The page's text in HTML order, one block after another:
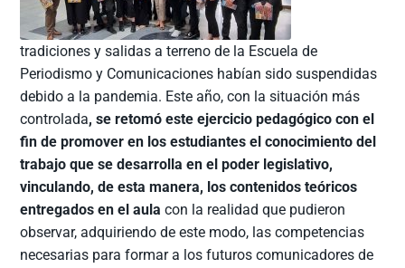
tradiciones y salidas a terreno de la Escuela de
Periodismo y Comunicaciones habían sido suspendidas
debido a la pandemia. Este año, con la situación más
controlada, se retomó este ejercicio pedagógico con el
fin de promover en los estudiantes el conocimiento del
trabajo que se desarrolla en el poder legislativo,
vinculando, de esta manera, los contenidos teóricos
entregados en el aula con la realidad que pudieron
observar, adquiriendo de este modo, las competencias
necesarias para formar a los futuros comunicadores de